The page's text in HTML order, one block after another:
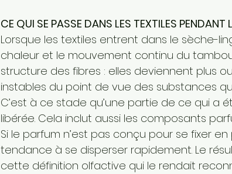
CE QUI SE PASSE DANS LES TEXTILES PENDANT
Lorsque les textiles entrent dans le sèche-
chaleur et le mouvement continu du
structure des fibres : elles deviennent plus
instables du point de vue des substances
C’est à ce stade qu’une partie de ce qui a
libérée. Cela inclut aussi les composants
Si le parfum n’est pas conçu pour se fixer
tendance à se disperser rapidement. Le
cette définition olfactive qui le rendait